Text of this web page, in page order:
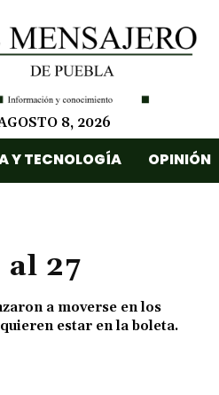
8, 2026
Y TECNOLOGÍA OPINIÓN
27
a moverse en los
estar en la boleta.